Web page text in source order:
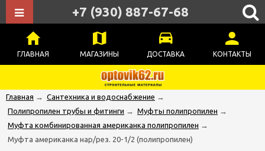
ГЛАВНАЯ МАГАЗИНЫ ДОСТАВКА КОНТАКТЫ
+7 (930) 887-67-68
Главная → Сантехника и водоснабжение →
Полипропилен трубы и фитинги → Муфты полипропилен →
Муфта комбинированная американка полипропилен →
Муфта американка нар/рез. 20-1/2 (полипропилен)